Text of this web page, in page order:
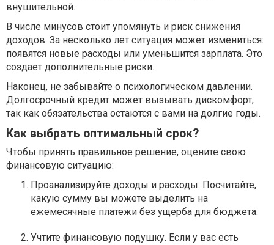
внушительной.
В числе минусов стоит упомянуть и риск снижения
доходов. За несколько лет ситуация может измениться:
появятся новые расходы или уменьшится зарплата. Это
создает дополнительные риски.
Наконец, не забывайте о психологическом давлении.
Долгосрочный кредит может вызывать дискомфорт,
так как обязательства остаются с вами на долгие годы.
Как выбрать оптимальный срок?
Чтобы принять правильное решение, оцените свою
финансовую ситуацию:
Проанализируйте доходы и расходы. Посчитайте,
какую сумму вы можете выделить на
ежемесячные платежи без ущерба для бюджета.
Учтите финансовую подушку. Если у вас есть